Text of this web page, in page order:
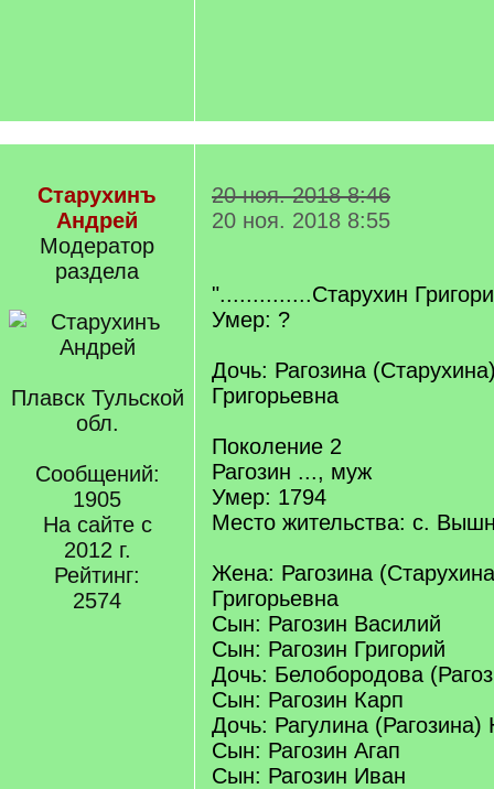
Старухинъ
Андрей
Модератор
раздела
Плавск Тульской
обл.
Сообщений:
1905
На сайте с
2012 г.
Рейтинг:
2574
20 ноя. 2018 8:46
20 ноя. 2018 8:55
"..............Старухин
Умер: ?
Дочь: Рагозина
Григорьевна
Поколение 2
Рагозин ..., муж
Умер: 1794
Место жительства: с.
Жена: Рагозина
Григорьевна
Сын: Рагозин Василий
Сын: Рагозин Григорий
Дочь: Белобородова
Сын: Рагозин Карп
Дочь: Рагулина (Рагозина)
Сын: Рагозин Агап
Сын: Рагозин Иван